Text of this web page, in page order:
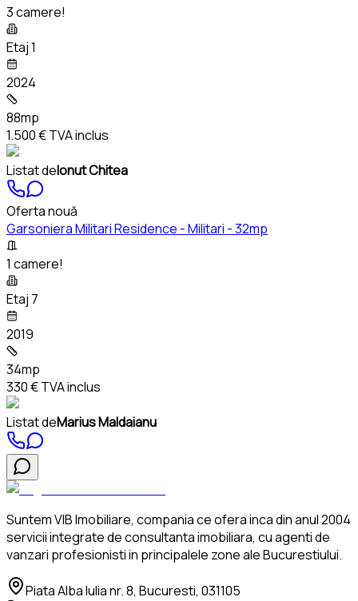
3 camere!
Etaj 1
2024
88mp
1.500 €TVA inclus
Listat deIonut Chitea
Oferta nouă
Garsoniera Militari Residence - Militari - 32mp
1 camere!
Etaj 7
2019
34mp
330 €TVA inclus
Listat deMarius Maldaianu
Suntem VIB Imobiliare, compania ce ofera inca din anul 2004
servicii integrate de consultanta imobiliara, cu agenti de
vanzari profesionisti in principalele zone ale Bucurestiului.
Piata Alba Iulia nr. 8, Bucuresti, 031105